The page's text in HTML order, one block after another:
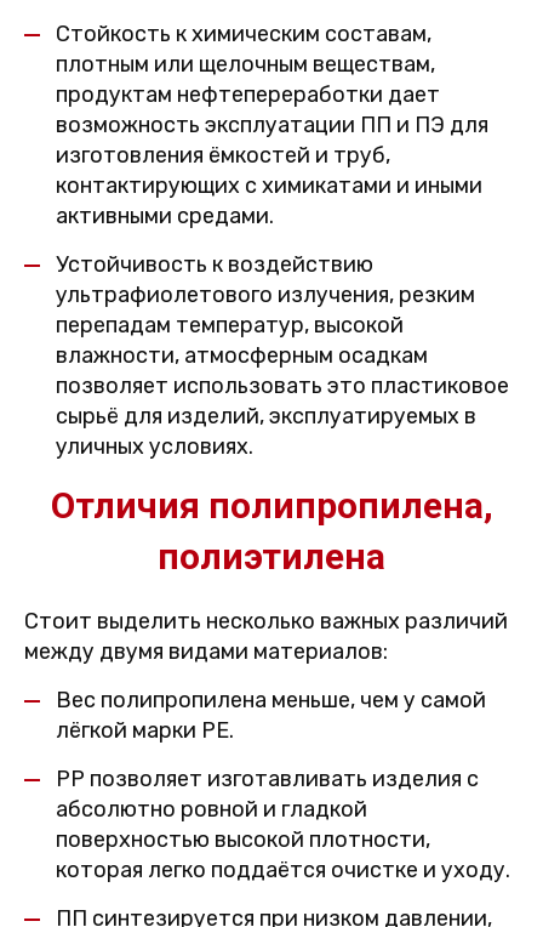
Стойкость к химическим составам,
плотным или щелочным веществам,
продуктам нефтепереработки дает
возможность эксплуатации ПП и ПЭ для
изготовления ёмкостей и труб,
контактирующих с химикатами и иными
активными средами.
Устойчивость к воздействию
ультрафиолетового излучения, резким
перепадам температур, высокой
влажности, атмосферным осадкам
позволяет использовать это пластиковое
сырьё для изделий, эксплуатируемых в
уличных условиях.
Отличия полипропилена,
полиэтилена
Стоит выделить несколько важных различий
между двумя видами материалов:
Вес полипропилена меньше, чем у самой
лёгкой марки PE.
PP позволяет изготавливать изделия с
абсолютно ровной и гладкой
поверхностью высокой плотности,
которая легко поддаётся очистке и уходу.
ПП синтезируется при низком давлении,